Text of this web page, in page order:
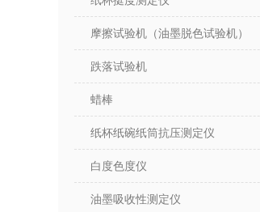
摩擦试验机（油墨脱色试验机）
跌落试验机
蜡棒
纸杯纸碗纸筒抗压测定仪
白度色度仪
油墨吸收性测定仪